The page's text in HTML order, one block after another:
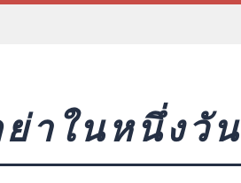
าในหนึ่งวัน